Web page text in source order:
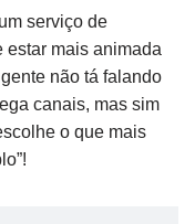
serviço de
estar mais animada
não tá falando
canais, mas sim
o que mais